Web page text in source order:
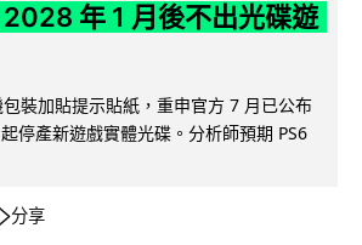
年 1 月後不出光碟遊
裝加貼提示貼紙，重申官方 7 月已公布
停產新遊戲實體光碟。分析師預期 PS6
分享